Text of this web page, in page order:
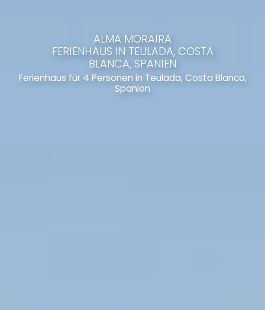
ALMA MORAIRA
FERIENHAUS IN TEULADA, COSTA
BLANCA, SPANIEN
Ferienhaus für 4 Personen in Teulada, Costa Blanca,
Spanien